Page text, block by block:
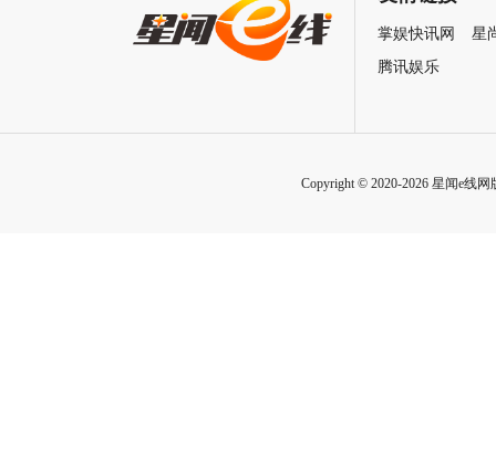
掌娱快讯网
星
腾讯娱乐
Copyright © 2020-2026 星闻e线